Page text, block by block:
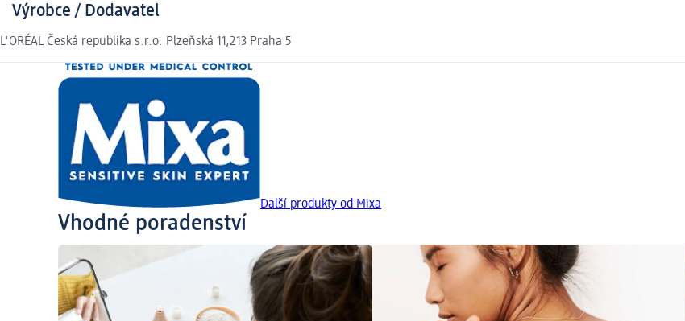
Výrobce / Dodavatel
L'ORÉAL Česká republika s.r.o. Plzeňská 11,213 Praha 5
Další produkty od Mixa
Vhodné poradenství